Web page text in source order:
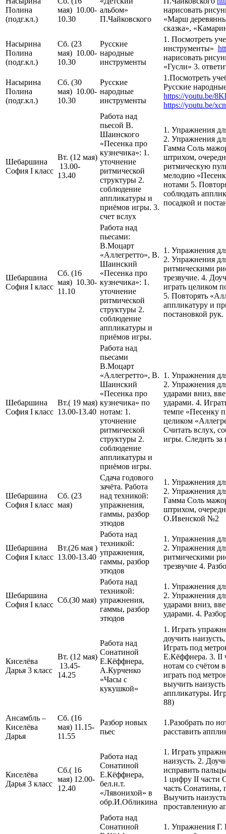
Полина
(подг.кл.)
мая) 10.00-
10.30
альбом»
П.Чайковского
нарисовать
«Марш
сказка»,
Насырина
Полина
(подг.кл.)
Сб. (23
мая) 10.00-
10.30
Русские
народные
инструменты
1. Посмотреть
инструменты»
нарисовать
«Гусли» 3.
Насырина
Полина
(подг.кл.)
Сб. (30
мая) 10.00-
10.30
Русские
народные
инструменты
1.Посмотреть
Русские
https://youtu.be/
https://youtu.be/
Шебаршина
София I класс
Вт. (12 мая)
13.00-
13.40
Работа над
пьесой В.
Шаинского
«Песенка про
кузнечика»: 1.
уточнение
ритмической
структуры 2.
соблюдение
аппликатуры и
приёмов игры. 3.
счет вслух
1. Упражнения
2. Упражнения
Гамма Соль
штрихом,
ритмическую
мелодию
нотами 5.
соблюдать
посадкой и
Шебаршина
София I класс
Сб. (16
мая) 10.30-
11.10
Работа над
пьесами:
В.Моцарт
«Аллегретто», В.
Шаинский
«Песенка про
кузнечика»: 1.
уточнение
ритмической
структуры 2.
соблюдение
аппликатуры и
приёмов игры.
1. Упражнения
2. Упражнения
ритмическими
трезвучие. 4.
играть целиком
5. Повторять
аппликатуру и
постановкой рук.
Шебаршина
София I класс
Вт.( 19 мая)
13.00-13.40
Работа над
пьесами
В.Моцарт
«Аллегретто», В.
Шаинский
«Песенка про
кузнечика» по
нотам: 1.
уточнение
ритмической
структуры 2.
соблюдение
аппликатуры и
приёмов игры.
1. Упражнения
2. Упражнения
ударами вниз,
ударами. 4.
темпе «Песенку
целиком
Считать вслух,
игры. Следить за
Шебаршина
София I класс
Сб. (23
мая)
Сдача годового
зачёта. Работа
над техникой:
упражнения,
гаммы, разбор
этюдов
1. Упражнения
2. Упражнения
Гамма Соль
штрихом,
О.Ивенской №2
Шебаршина
София I класс
Вт.(26 мая )
13.00-13.40
Работа над
техникой:
упражнения,
гаммы, разбор
этюдов
1. Упражнения
2. Упражнения
ритмическими
трезвучие 4.
Шебаршина
София I класс
Сб.(30 мая)
Работа над
техникой:
упражнения,
гаммы, разбор
этюдов
1. Упражнения
2. Упражнения
ударами вниз,
ударами. 4.
Киселёва
Дарья 3 класс
Вт. (12 мая)
13.45-
14.25
Работа над
Сонатиной
Е.Кёффнера,
А.Курченко
«Часы с
кукушкой»
1. Играть
доучить
Играть под
Е.Кёффнера. 3. II
нотам со счётом
играть под
выучить
аппликатуры.
88)
Ансамбль –
Киселёва
Дарья
Сб. (16
мая) 11.15-
11.55
Разбор новых
пьес
1.Разобрать по
расставить
Киселёва
Дарья 3 класс
Сб.( 16
мая) 12.00-
12.40
Работа над
Сонатиной
Е.Кёффнера,
бел.н.т.
«Лявонихой» в
обр.И.Обликина
1. Играть
наизусть. 2.
исправить
1 цифру II части
часть Сонатины,
Выучить
проставленную
Работа над
Сонатиной
1. Упражнения